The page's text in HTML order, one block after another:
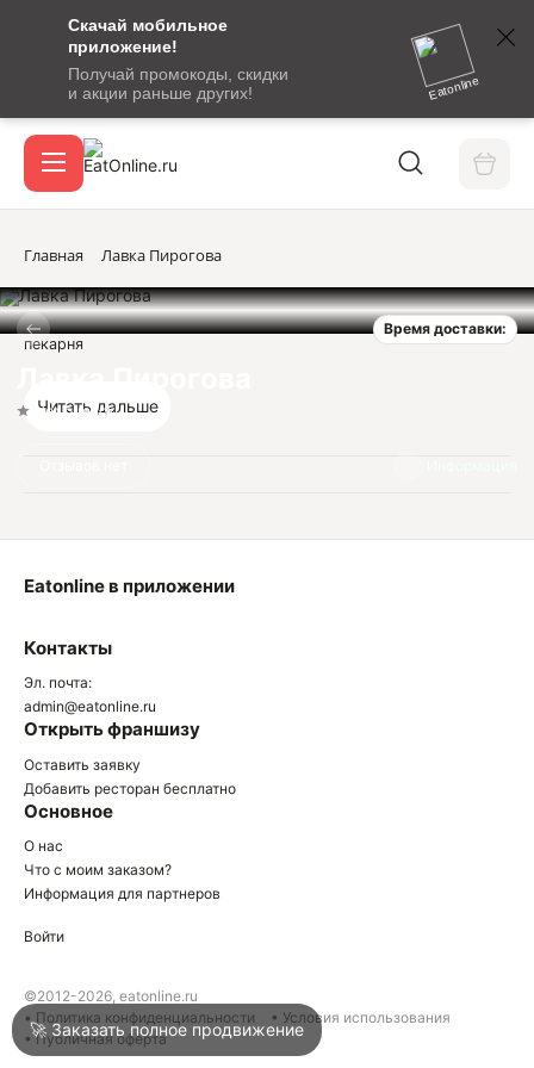
Скачай мобильное
приложение!
Получай промокоды, скидки
и акции раньше других!
Eatonline
сообщение
кодом
подтверждения
Вход / регистрация
Акции
Войти
Написать в техподдержку
Главная Лавка Пирогова
Время доставки:
Нет оценок
пекарня
Читать дальше
Контакты
Эл. почта:
admin@eatonline.ru
Открыть франшизу
Оставить заявку
Добавить ресторан бесплатно
Основное
О нас
Что с моим заказом?
Информация для партнеров
Eatonline в приложении
Войти
©2012-2026, eatonline.ru
• Политика конфиденциальности
• Условия использования
• Публичная оферта
🚀 Заказать полное продвижение